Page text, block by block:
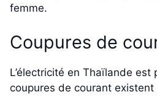
femme.
Coupures de
L’électricité en Thaïlande
coupures de courant